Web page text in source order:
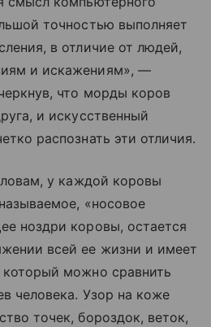
точностью выполняет
в отличие от людей,
и искажениям», —
что морды коров
и искусственный
распознать эти отличия.
у каждой коровы
«носовое
ноздри коровы, остается
всей ее жизни и имеет
можно сравнить
человека. Узор на коже
точек, бороздок, веток,